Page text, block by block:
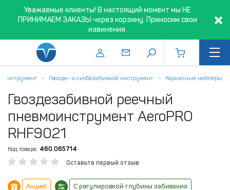
Уважаемые клиенты! В настоящий момент мы НЕ
ПРИНИМАЕМ ЗАКАЗЫ через корзину. Приносим свои
извинения.
инструмент Гвозде- и скобозабивной инструмент Каркасные нейлеры
Гвоздезабивной реечный
пневмоинструмент AeroPRO
RHF9021
Код товара: 460.065714
Оставьте первый отзыв
Акция! С регулировкой глубины забивания